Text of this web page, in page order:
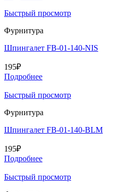
Быстрый просмотр
Фурнитура
Шпингалет FB-01-140-NIS
195₽
Подробнее
Быстрый просмотр
Фурнитура
Шпингалет FB-01-140-BLM
195₽
Подробнее
Быстрый просмотр